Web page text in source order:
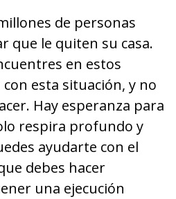
de personas
que le quiten su casa.
en estos
esta situación, y no
Hay esperanza para
respira profundo y
ayudarte con el
debes hacer
una ejecución